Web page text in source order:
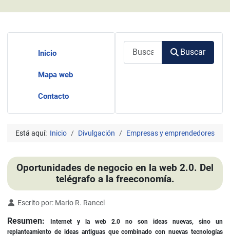
Inicio
Mapa web
Contacto
Buscar
Está aquí: Inicio Divulgación Empresas y emprendedores
Oportunidades de negocio en la web 2.0. Del
telégrafo a la freeconomía.
Detalles
Escrito por: Mario R. Rancel
Resumen:
Internet y la web 2.0 no son ideas nuevas, sino un
replanteamiento de ideas antiguas que combinado con nuevas tecnologías